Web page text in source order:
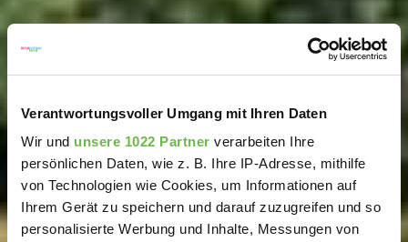
Verantwortungsvoller Umgang mit Ihren Daten
Wir und unsere 1022 Partner verarbeiten Ihre
persönlichen Daten, wie z. B. Ihre IP-Adresse, mithilfe
von Technologien wie Cookies, um Informationen auf
Ihrem Gerät zu speichern und darauf zuzugreifen und so
personalisierte Werbung und Inhalte, Messungen von